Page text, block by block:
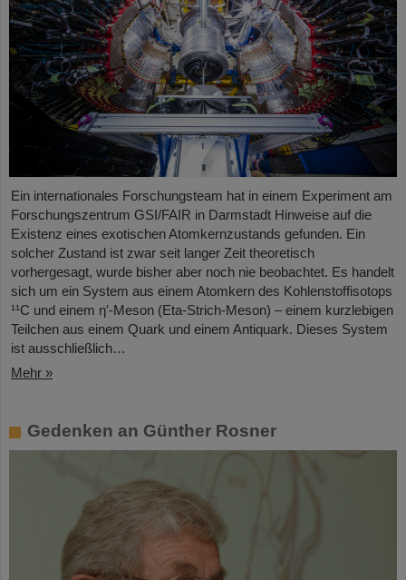
Ein internationales Forschungsteam hat in einem Experiment am
Forschungszentrum GSI/FAIR in Darmstadt Hinweise auf die
Existenz eines exotischen Atomkernzustands gefunden. Ein
solcher Zustand ist zwar seit langer Zeit theoretisch
vorhergesagt, wurde bisher aber noch nie beobachtet. Es handelt
sich um ein System aus einem Atomkern des Kohlenstoffisotops
¹¹C und einem η′‑Meson (Eta-Strich-Meson) – einem kurzlebigen
Teilchen aus einem Quark und einem Antiquark. Dieses System
ist ausschließlich…
Mehr »
Gedenken an Günther Rosner